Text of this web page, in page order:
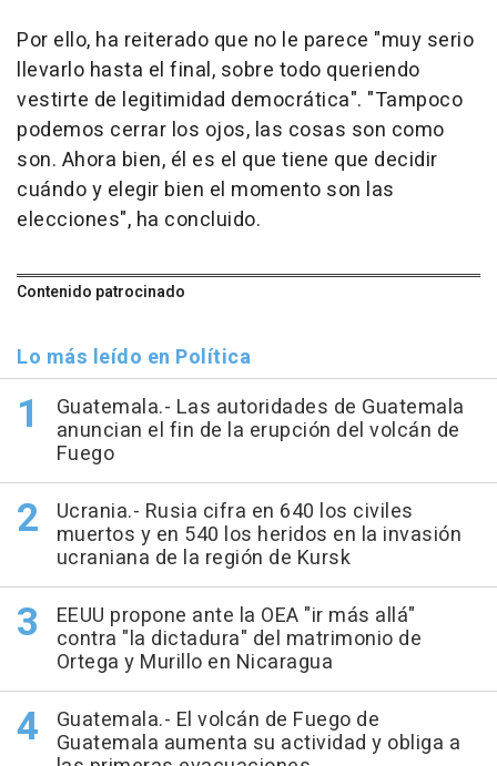
Por ello, ha reiterado que no le parece "muy serio
llevarlo hasta el final, sobre todo queriendo
vestirte de legitimidad democrática". "Tampoco
podemos cerrar los ojos, las cosas son como
son. Ahora bien, él es el que tiene que decidir
cuándo y elegir bien el momento son las
elecciones", ha concluido.
Contenido patrocinado
Lo más leído en Política
Guatemala.- Las autoridades de Guatemala
anuncian el fin de la erupción del volcán de
Fuego
Ucrania.- Rusia cifra en 640 los civiles
muertos y en 540 los heridos en la invasión
ucraniana de la región de Kursk
EEUU propone ante la OEA "ir más allá"
contra "la dictadura" del matrimonio de
Ortega y Murillo en Nicaragua
Guatemala.- El volcán de Fuego de
Guatemala aumenta su actividad y obliga a